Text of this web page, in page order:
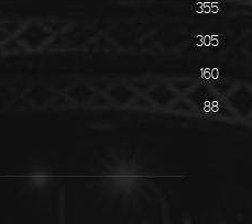
355
305
160
88